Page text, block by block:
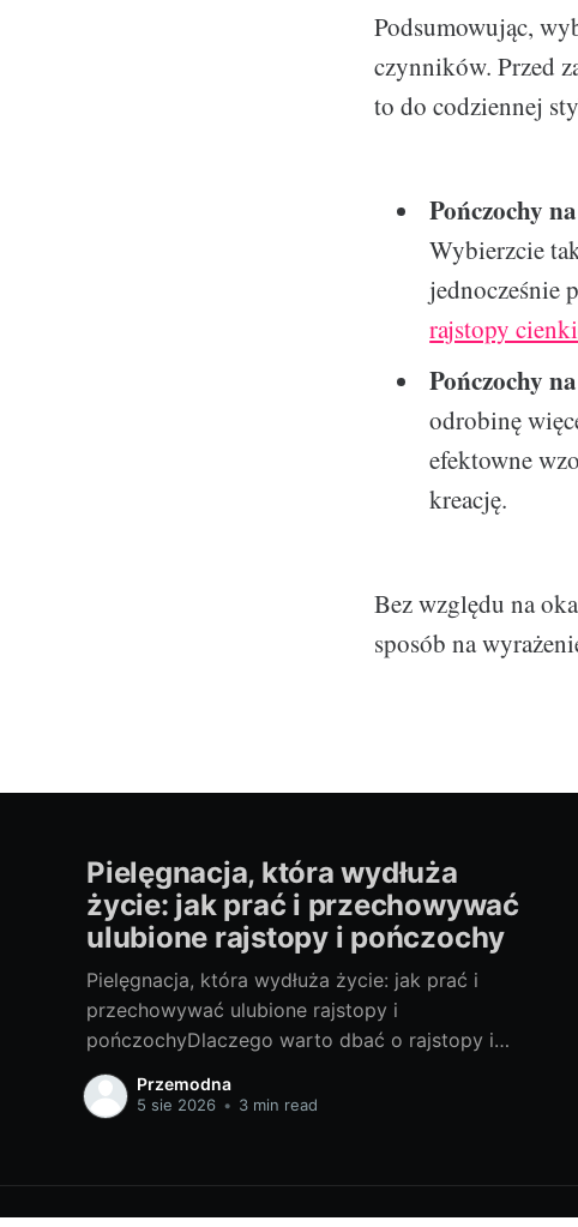
Podsumowując,
czynników. Przed
to do codziennej
Pończochy
Wybierzcie
jednocześnie
rajstopy
Pończochy
odrobinę
efektowne
kreację.
Bez względu na
sposób na
Pielęgnacja, która wydłuża
życie: jak prać i przechowywać
ulubione rajstopy i pończochy
Pielęgnacja, która wydłuża życie: jak prać i
przechowywać ulubione rajstopy i
pończochyDlaczego warto dbać o rajstopy i
pończochyRajstopy i pończochy to małe
modowe sprzymierzeńczki, które potrafią
kupujesz nowe), ekologia (mniej odpadów) i
lepszy wygląd (gładka, zadbana dzianina
Przemodna
5 sie 2026 • 3 min read